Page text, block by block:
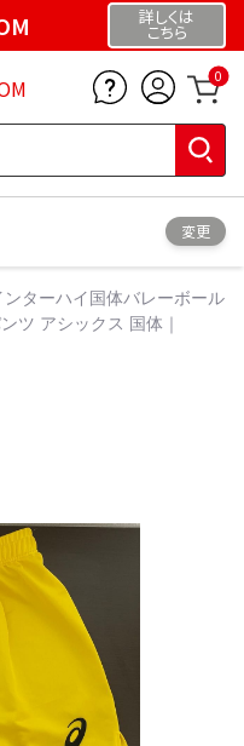
詳しくは
こちら
0
変更
ンターハイ国体バレーボール
ツ アシックス 国体｜